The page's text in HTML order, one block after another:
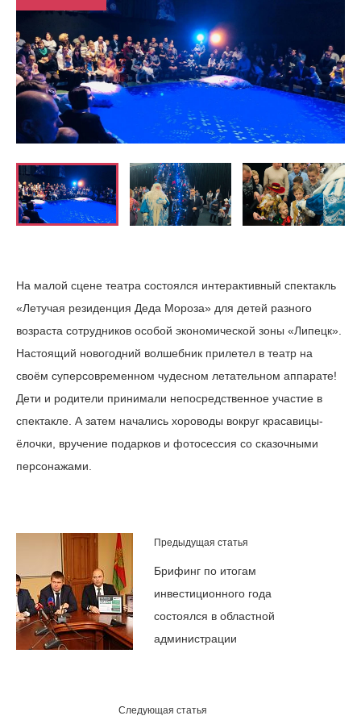
На малой сцене театра состоялся интерактивный спектакль
«Летучая резиденция Деда Мороза» для детей разного
возраста сотрудников особой экономической зоны «Липецк».
Настоящий новогодний волшебник прилетел в театр на
своём суперсовременном чудесном летательном аппарате!
Дети и родители принимали непосредственное участие в
спектакле. А затем начались хороводы вокруг красавицы-
ёлочки, вручение подарков и фотосессия со сказочными
персонажами.
Предыдущая статья
Брифинг по итогам
инвестиционного года
состоялся в областной
администрации
Следующая статья